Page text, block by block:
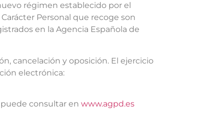
régimen establecido por el
Personal que recoge son
en la Agencia Española de
cancelación y oposición. El ejercicio
electrónica:
consultar en www.agpd.es